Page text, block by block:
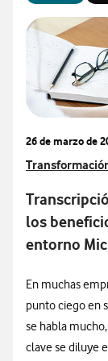
26 de marzo de
Ver más
los
entorno
En muchas
punto ciego en
se habla
clave se diluye